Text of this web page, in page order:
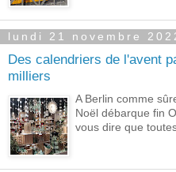
lundi 21 novembre
Des calendriers de l'avent
milliers
A Berlin comme
Noël débarque fin
vous dire que